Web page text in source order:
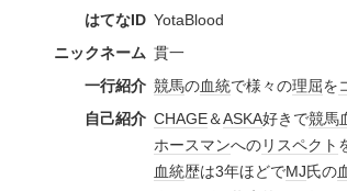
はてなID YotaBlood
ニックネーム 貫一
一行紹介 競馬の血統で様々の理屈を
自己紹介 CHAGE＆ASKA好きで競馬
ホースマンへのリスペクト
血統歴は3年ほどでMJ氏の